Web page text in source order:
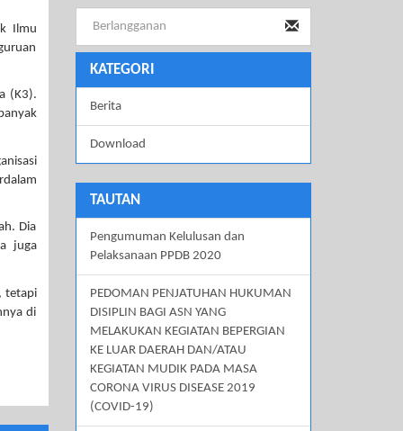
Ilmu
(K3).
Dia
juga
tetapi
di
KATEGORI
Berita
Download
TAUTAN
Pengumuman Kelulusan dan
Pelaksanaan PPDB 2020
PEDOMAN PENJATUHAN HUKUMAN
DISIPLIN BAGI ASN YANG
MELAKUKAN KEGIATAN BEPERGIAN
KE LUAR DAERAH DAN/ATAU
KEGIATAN MUDIK PADA MASA
CORONA VIRUS DISEASE 2019
(COVID-19)